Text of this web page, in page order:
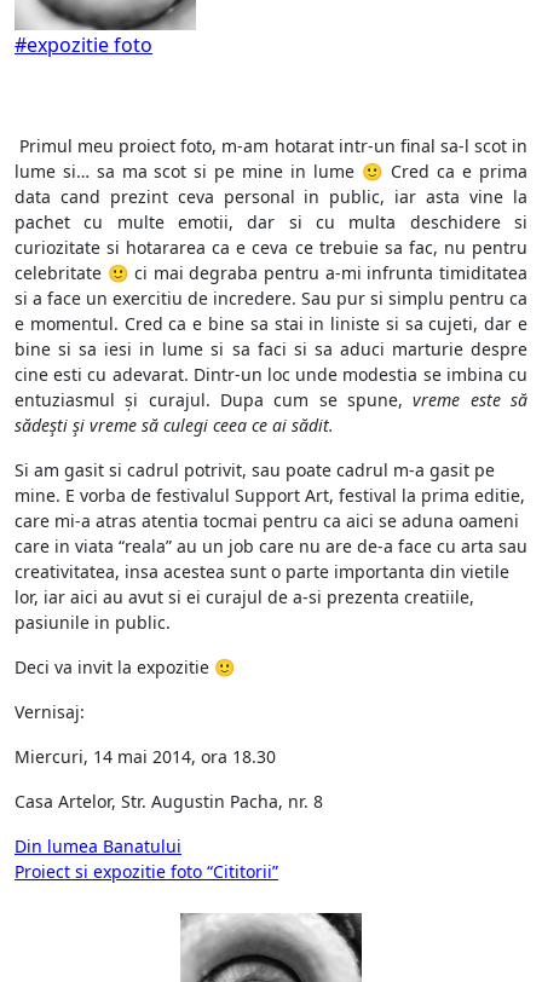
#expozitie foto
Primul meu proiect foto, m-am hotarat intr-un final sa-l scot in
lume si… sa ma scot si pe mine in lume 🙂 Cred ca e prima
data cand prezint ceva personal in public, iar asta vine la
pachet cu multe emotii, dar si cu multa deschidere si
curiozitate si hotararea ca e ceva ce trebuie sa fac, nu pentru
celebritate 🙂 ci mai degraba pentru a-mi infrunta timiditatea
si a face un exercitiu de incredere. Sau pur si simplu pentru ca
e momentul. Cred ca e bine sa stai in liniste si sa cujeti, dar e
bine si sa iesi in lume si sa faci si sa aduci marturie despre
cine esti cu adevarat. Dintr-un loc unde modestia se imbina cu
entuziasmul și curajul. Dupa cum se spune,vreme este să
sădeşti şi vreme să culegi ceea ce ai sădit.
Si am gasit si cadrul potrivit, sau poate cadrul m-a gasit pe
mine. E vorba de festivalul Support Art, festival la prima editie,
care mi-a atras atentia tocmai pentru ca aici se aduna oameni
care in viata “reala” au un job care nu are de-a face cu arta sau
creativitatea, insa acestea sunt o parte importanta din vietile
lor, iar aici au avut si ei curajul de a-si prezenta creatiile,
pasiunile in public.
Deci va invit la expozitie 🙂
Vernisaj:
Miercuri, 14 mai 2014, ora 18.30
Casa Artelor, Str. Augustin Pacha, nr. 8
Post
navigation
Din lumea Banatului
Proiect si expozitie foto “Cititorii”